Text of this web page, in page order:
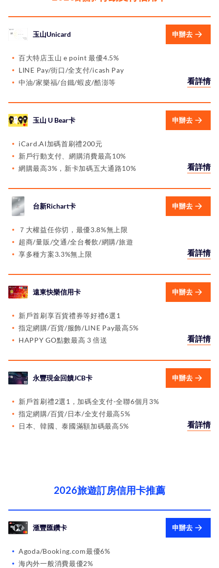
玉山Unicard 申辦去
百大特店玉山 e point 最優4.5%
LINE Pay/街口/全支付/icash Pay
中油/家樂福/台鐵/蝦皮/酷澎等
看詳情
玉山 U Bear卡 申辦去
iCard.AI加碼首刷禮200元
新戶行動支付、網購消費最高10%
網購最高3%，新卡加碼五大通路10%
看詳情
台新Richart卡 申辦去
７大權益任你切，最優3.8%無上限
超商/量販/交通/全台餐飲/網購/旅遊
享多種方案3.3%無上限
看詳情
遠東快樂信用卡 申辦去
新戶首刷享百貨禮券等好禮6選1
指定網購/百貨/服飾/LINE Pay最高5%
HAPPY GO點數最高 3 倍送
看詳情
永豐現金回饋JCB卡 申辦去
新戶首刷禮2選1，加碼全支付-全聯6個月3%
指定網購/百貨/日本/全支付最高5%
日本、韓國、泰國滿額加碼最高5%
看詳情
2026旅遊訂房信用卡推薦
滙豐匯鑽卡 申辦去
Agoda/Booking.com最優6%
海內外一般消費最優2%